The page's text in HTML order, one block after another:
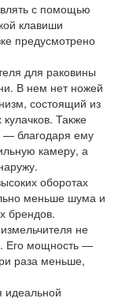
с помощью
клавиши
предусмотрено
для раковины
В нем нет ножей
состоящий из
Также
— благодаря ему
камеру, а
оборотах
меньше шума и
брендов.
не
Его мощность —
раза меньше,
идеальной